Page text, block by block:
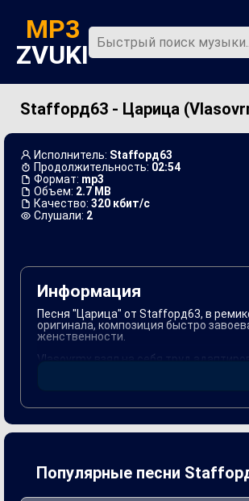
MP3
ZVUKI
Главная
Staffорд63 - Царица
Исполнитель: Staffорд63
Продолжительность: 02:54
Формат: mp3
Объем: 2.7 MB
Качество: 320 кбит/с
Слушали: 2
Информация
Песня "Царица" от Staffорд63, в
оригинала, композиция быстро
женственности.
Vlasovrmx взял на себя труд
позволяя более широкой аудитории
клубах и на музыкальных
Популярные песни